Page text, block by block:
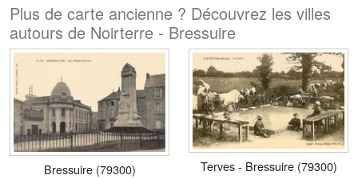
Plus de carte ancienne ? Découvrez les villes
autours de Noirterre - Bressuire
Bressuire (79300) Terves - Bressuire (79300)